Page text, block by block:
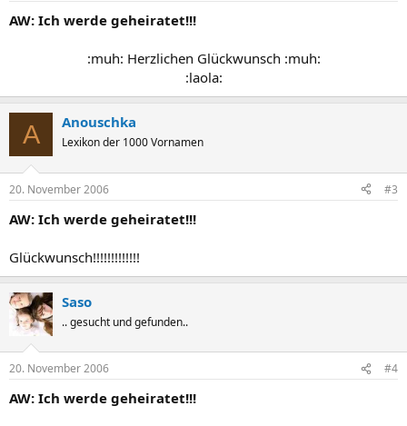
AW: Ich werde geheiratet!!!
:muh: Herzlichen Glückwunsch :muh:
:laola:​
A Anouschka
Lexikon der 1000 Vornamen
20. November 2006 #3
AW: Ich werde geheiratet!!!
Glückwunsch!!!!!!!!!!!!!
Saso
.. gesucht und gefunden..
20. November 2006 #4
AW: Ich werde geheiratet!!!